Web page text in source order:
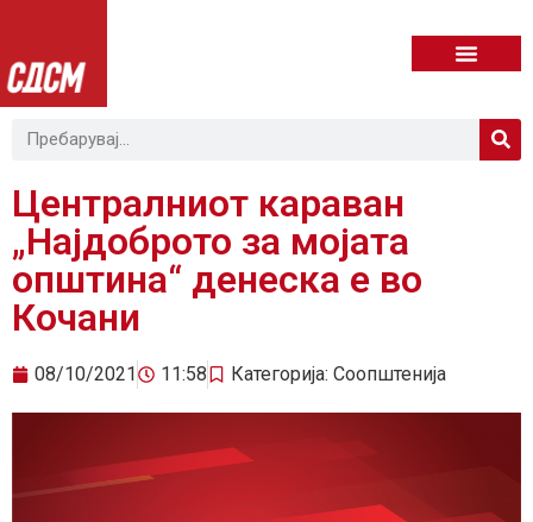
Централниот караван
„Најдоброто за мојата
општина“ денеска е во
Кочани
08/10/2021 11:58 Категорија: Соопштенија